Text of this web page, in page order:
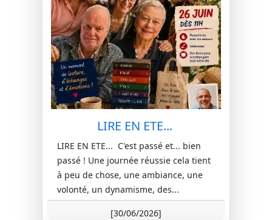
LIRE EN ETE...
LIRE EN ETE... C'est passé et... bien
passé ! Une journée réussie cela tient
à peu de chose, une ambiance, une
volonté, un dynamisme, des...
[30/06/2026]